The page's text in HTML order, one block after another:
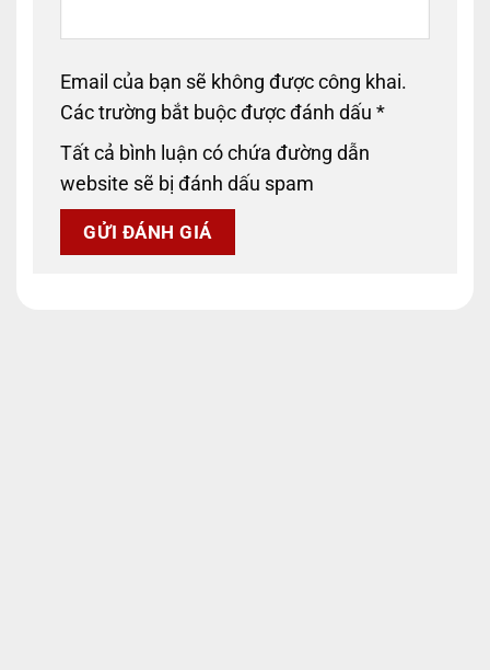
Email của bạn sẽ không được công khai.
Các trường bắt buộc được đánh dấu *
Tất cả bình luận có chứa đường dẫn
website sẽ bị đánh dấu spam